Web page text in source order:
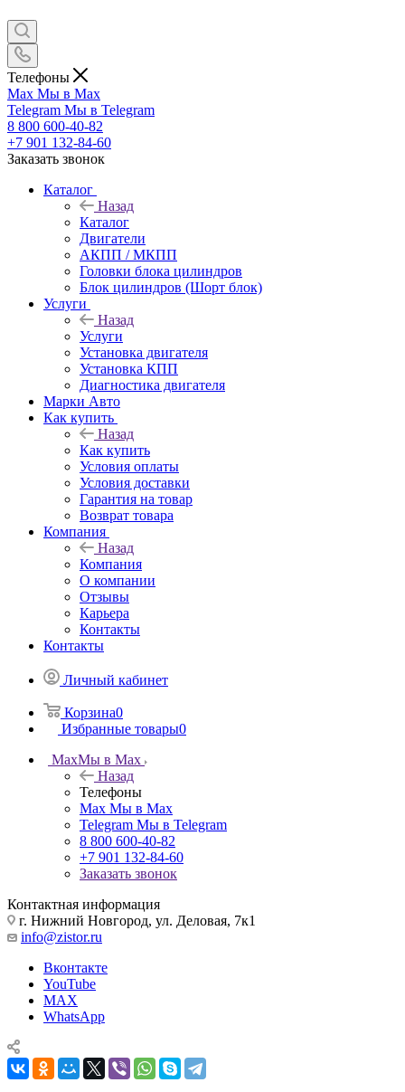
Телефоны
Max Мы в Max
Telegram Мы в Telegram
8 800 600-40-82
+7 901 132-84-60
Заказать звонок
Каталог
Назад
Каталог
Двигатели
АКПП / МКПП
Головки блока цилиндров
Блок цилиндров (Шорт блок)
Услуги
Назад
Услуги
Установка двигателя
Установка КПП
Диагностика двигателя
Марки Авто
Как купить
Назад
Как купить
Условия оплаты
Условия доставки
Гарантия на товар
Возврат товара
Компания
Назад
Компания
О компании
Отзывы
Карьера
Контакты
Контакты
Личный кабинет
Корзина0
Избранные товары0
MaxМы в Max
Назад
Телефоны
Max Мы в Max
Telegram Мы в Telegram
8 800 600-40-82
+7 901 132-84-60
Заказать звонок
Контактная информация
г. Нижний Новгород, ул. Деловая, 7к1
info@zistor.ru
Вконтакте
YouTube
MAX
WhatsApp